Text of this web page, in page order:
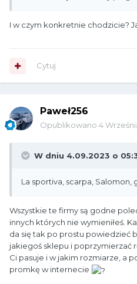
I w czym konkretnie chodzicie?
Cytuj
Paweł256
Opublikowano 4
W dniu 4.09.2023 o
La sportiva, scarpa, Salomon,
Wszystkie te firmy są godne
innych których nie wymieniłeś.
da się tak po prostu powiedzieć
jakiegoś sklepu i poprzymierzać
Ci pasuje i w jakim rozmiarze, a
promkę w internecie